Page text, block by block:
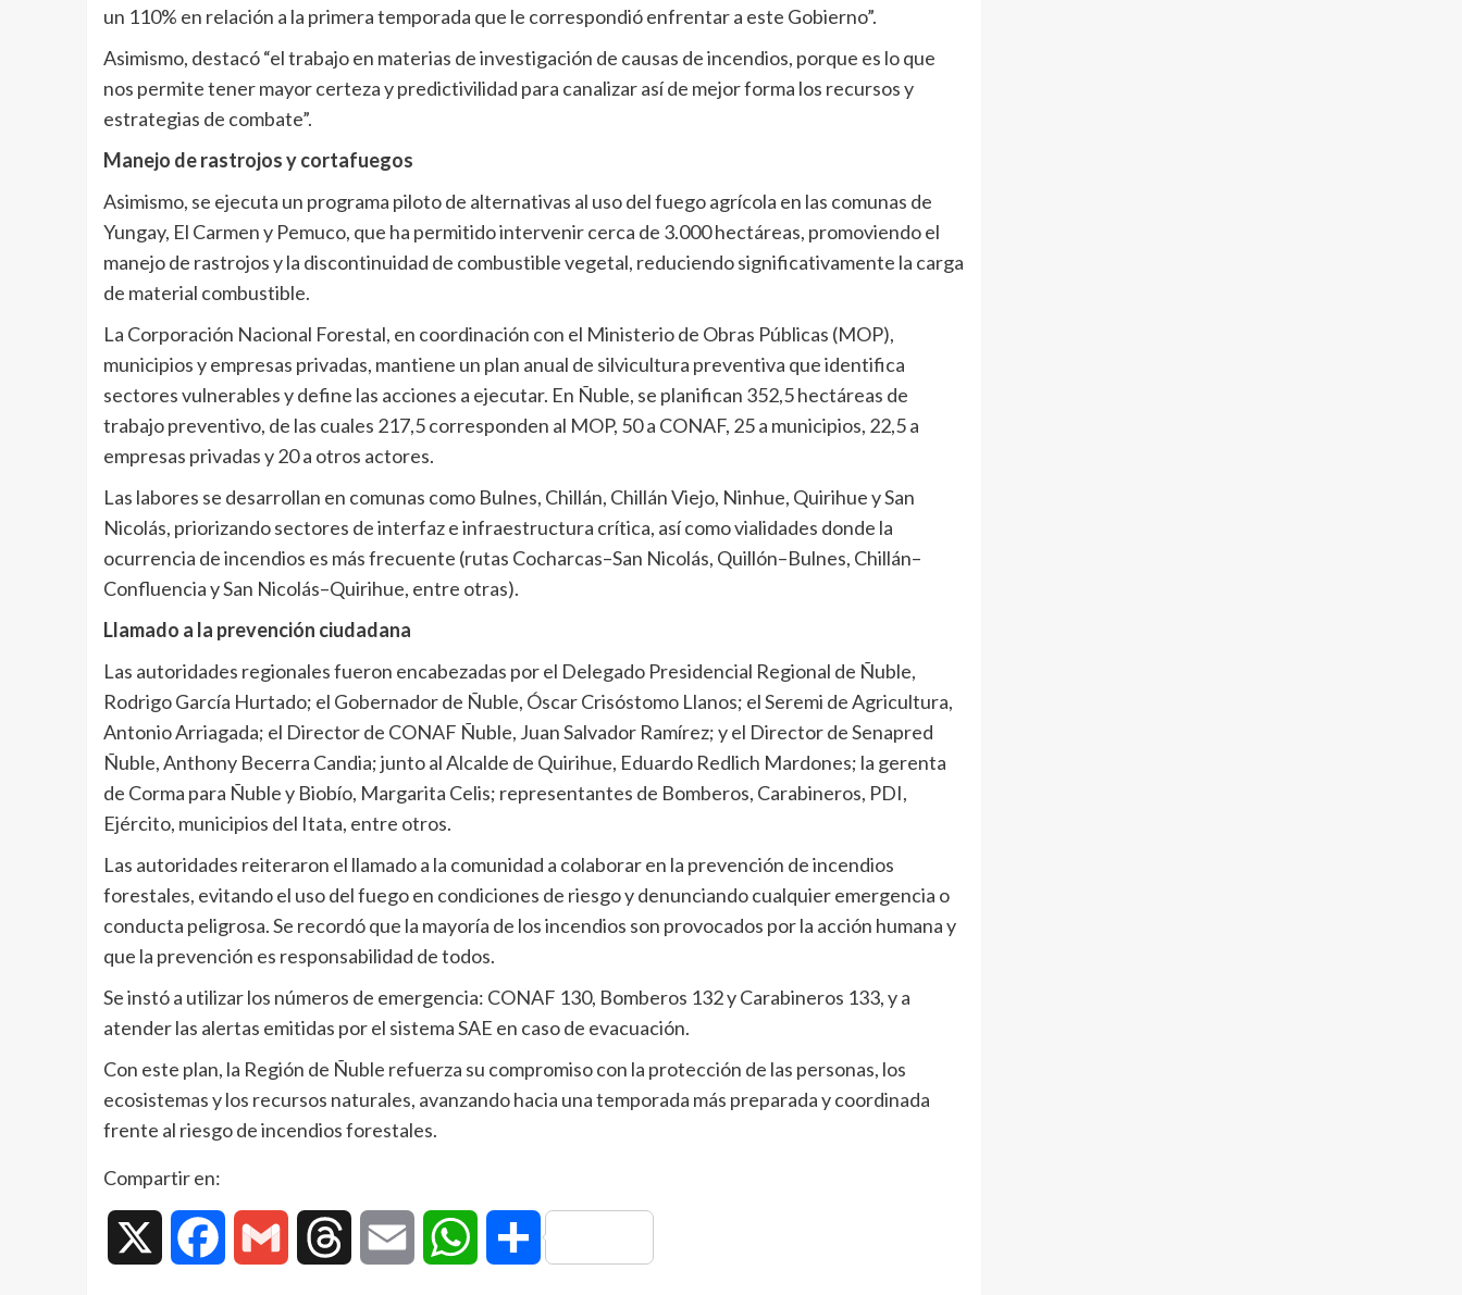
un 110% en relación a la primera temporada que le correspondió enfrentar a este Gobierno”.
Asimismo, destacó “el trabajo en materias de investigación de causas de incendios, porque es lo que
nos permite tener mayor certeza y predictivilidad para canalizar así de mejor forma los recursos y
estrategias de combate”.
Manejo de rastrojos y cortafuegos
Asimismo, se ejecuta un programa piloto de alternativas al uso del fuego agrícola en las comunas de
Yungay, El Carmen y Pemuco, que ha permitido intervenir cerca de 3.000 hectáreas, promoviendo el
manejo de rastrojos y la discontinuidad de combustible vegetal, reduciendo significativamente la carga
de material combustible.
La Corporación Nacional Forestal, en coordinación con el Ministerio de Obras Públicas (MOP),
municipios y empresas privadas, mantiene un plan anual de silvicultura preventiva que identifica
sectores vulnerables y define las acciones a ejecutar. En Ñuble, se planifican 352,5 hectáreas de
trabajo preventivo, de las cuales 217,5 corresponden al MOP, 50 a CONAF, 25 a municipios, 22,5 a
empresas privadas y 20 a otros actores.
Las labores se desarrollan en comunas como Bulnes, Chillán, Chillán Viejo, Ninhue, Quirihue y San
Nicolás, priorizando sectores de interfaz e infraestructura crítica, así como vialidades donde la
ocurrencia de incendios es más frecuente (rutas Cocharcas–San Nicolás, Quillón–Bulnes, Chillán–
Confluencia y San Nicolás–Quirihue, entre otras).
Llamado a la prevención ciudadana
Las autoridades regionales fueron encabezadas por el Delegado Presidencial Regional de Ñuble,
Rodrigo García Hurtado; el Gobernador de Ñuble, Óscar Crisóstomo Llanos; el Seremi de Agricultura,
Antonio Arriagada; el Director de CONAF Ñuble, Juan Salvador Ramírez; y el Director de Senapred
Ñuble, Anthony Becerra Candia; junto al Alcalde de Quirihue, Eduardo Redlich Mardones; la gerenta
de Corma para Ñuble y Biobío, Margarita Celis; representantes de Bomberos, Carabineros, PDI,
Ejército, municipios del Itata, entre otros.
Las autoridades reiteraron el llamado a la comunidad a colaborar en la prevención de incendios
forestales, evitando el uso del fuego en condiciones de riesgo y denunciando cualquier emergencia o
conducta peligrosa. Se recordó que la mayoría de los incendios son provocados por la acción humana y
que la prevención es responsabilidad de todos.
Se instó a utilizar los números de emergencia: CONAF 130, Bomberos 132 y Carabineros 133, y a
atender las alertas emitidas por el sistema SAE en caso de evacuación.
Con este plan, la Región de Ñuble refuerza su compromiso con la protección de las personas, los
ecosistemas y los recursos naturales, avanzando hacia una temporada más preparada y coordinada
frente al riesgo de incendios forestales.
Compartir en:
Facebook Gmail Threads Email WhatsAppCompartir